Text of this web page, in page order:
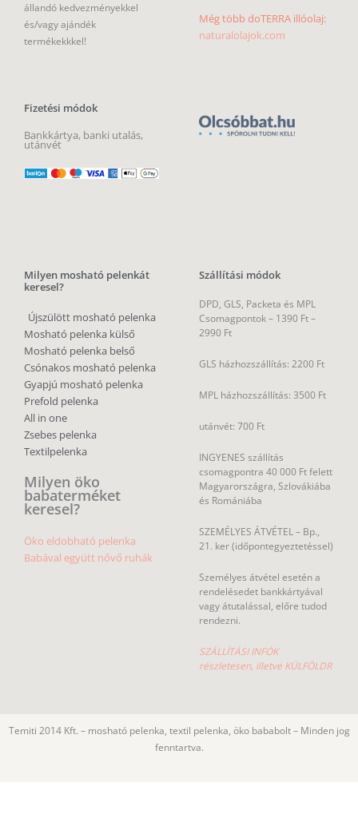
állandó kedvezményekkel
és/vagy ajándék
termékekkkel!
Fizetési módok
Bankkártya, banki utalás,
utánvét
Még több doTERRA illóolaj:
naturalolajok.com
Milyen mosható pelenkát
keresel?
Újszülött mosható pelenka
Mosható pelenka külső
Mosható pelenka belső
Csónakos mosható pelenka
Gyapjú mosható pelenka
Prefold pelenka
All in one
Zsebes pelenka
Textilpelenka
Milyen öko
babaterméket
keresel?
Öko eldobható pelenka
Babával együtt nővő ruhák
Szállítási módok
DPD, GLS, Packeta és MPL
Csomagpontok – 1390 Ft –
2990 Ft
GLS házhozszállítás: 2200 Ft
MPL házhozszállítás: 3500 Ft
utánvét: 700 Ft
INGYENES szállítás
csomagpontra 40 000 Ft felett
Magyarországra, Szlovákiába
és Romániába
SZEMÉLYES ÁTVÉTEL – Bp.,
21. ker (időpontegyeztetéssel)
Személyes átvétel esetén a
rendelésedet bankkártyával
vagy átutalással, előre tudod
rendezni.
SZÁLLÍTÁSI INFÓK
részletesen, illetve KÜLFÖLDR
Temiti 2014 Kft. – mosható pelenka, textil pelenka, öko bababolt – Minden jog
fenntartva.